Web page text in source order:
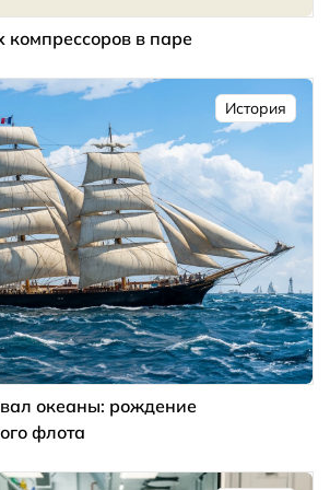
компрессоров в паре
История
океаны: рождение
флота